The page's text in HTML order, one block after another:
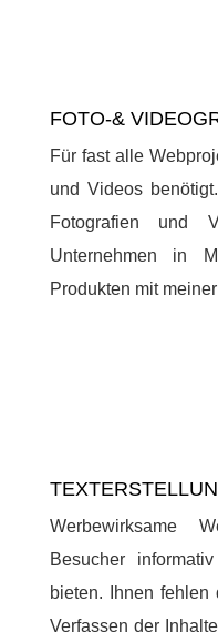
FOTO-&
Für fast alle
und Videos
Fotografien und
Unternehmen in
Produkten mit
Werbewirksame
Besucher
bieten. Ihnen
Verfassen der